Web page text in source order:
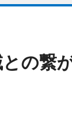
の繋